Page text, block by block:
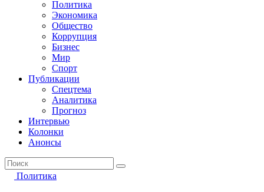
Политика
Экономика
Общество
Коррупция
Бизнес
Мир
Спорт
Публикации
Спецтема
Аналитика
Прогноз
Интервью
Колонки
Анонсы
Политика